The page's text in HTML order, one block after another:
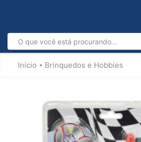
Início • Brinquedos e Hobbies